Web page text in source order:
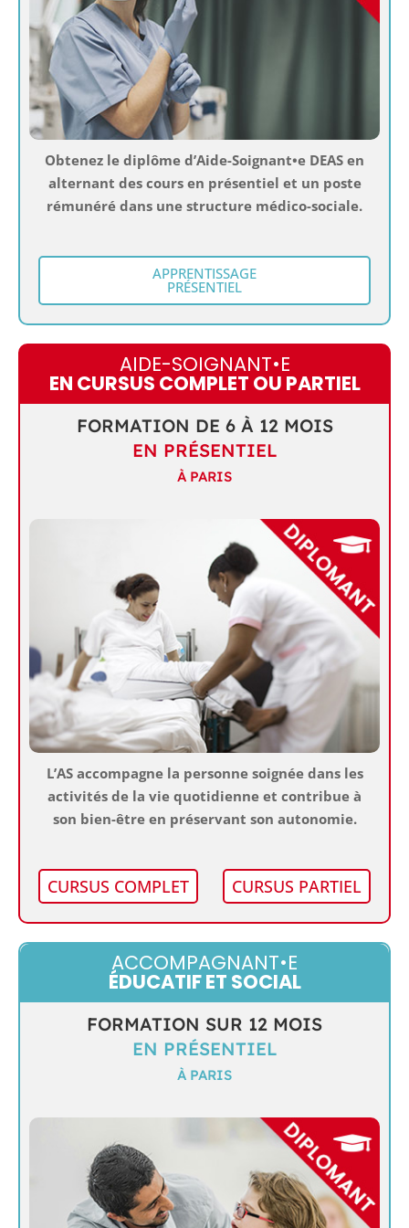
Obtenez le diplôme d’Aide-Soignant•e DEAS en
alternant des cours en présentiel et un poste
rémunéré dans une structure médico-sociale.
APPRENTISSAGE
PRÉSENTIEL
AIDE-SOIGNANT•E
EN CURSUS COMPLET OU PARTIEL
FORMATION DE 6 À 12 MOIS
EN PRÉSENTIEL
À PARIS
L’AS accompagne la personne soignée dans les
activités de la vie quotidienne et contribue à
son bien-être en préservant son autonomie.
CURSUS COMPLET CURSUS PARTIEL
ACCOMPAGNANT•E
ÉDUCATIF ET SOCIAL
FORMATION SUR 12 MOIS
EN PRÉSENTIEL
À PARIS